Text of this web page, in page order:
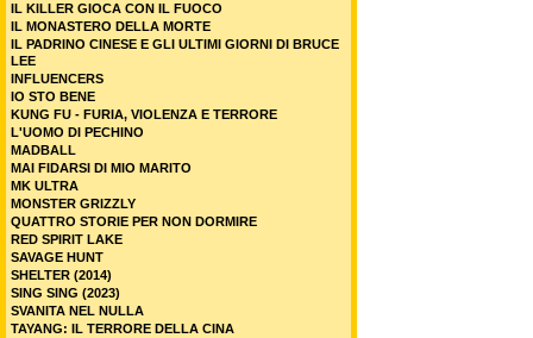
IL KILLER GIOCA CON IL FUOCO
IL MONASTERO DELLA MORTE
IL PADRINO CINESE E GLI ULTIMI GIORNI DI BRUCE
LEE
INFLUENCERS
IO STO BENE
KUNG FU - FURIA, VIOLENZA E TERRORE
L'UOMO DI PECHINO
MADBALL
MAI FIDARSI DI MIO MARITO
MK ULTRA
MONSTER GRIZZLY
QUATTRO STORIE PER NON DORMIRE
RED SPIRIT LAKE
SAVAGE HUNT
SHELTER (2014)
SING SING (2023)
SVANITA NEL NULLA
TAYANG: IL TERRORE DELLA CINA